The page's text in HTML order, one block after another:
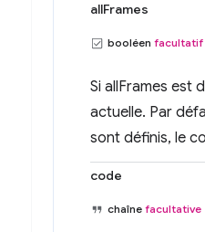
allFrames
booléen facultatif
Si allFrames est
actuelle. Par
sont définis, le
code
chaîne facultative